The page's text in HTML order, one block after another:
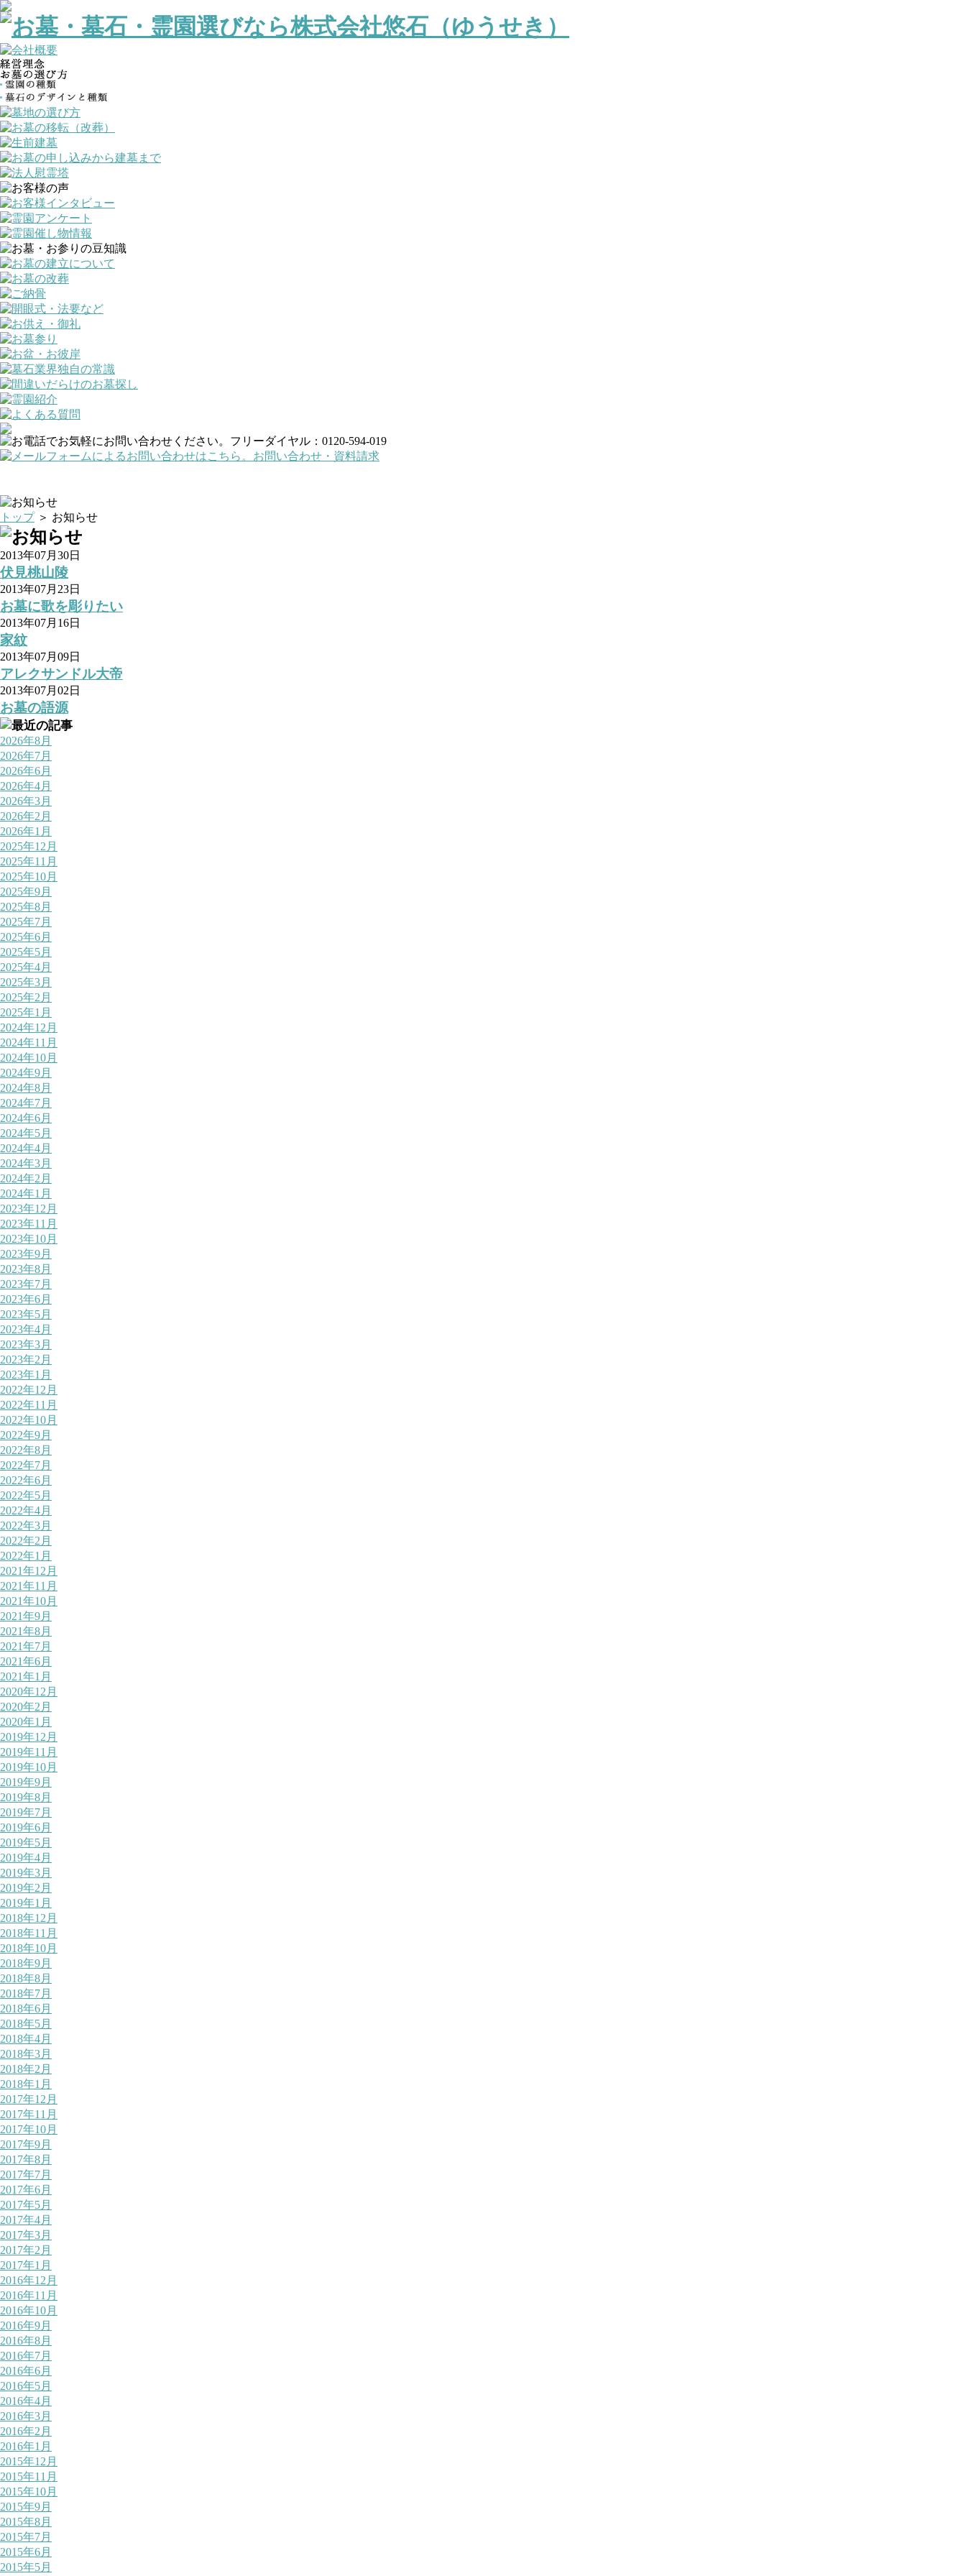
トップ＞ お知らせ
2013年07月30日
伏見桃山陵
2013年07月23日
お墓に歌を彫りたい
2013年07月16日
家紋
2013年07月09日
アレクサンドル大帝
2013年07月02日
お墓の語源
2026年8月
2026年7月
2026年6月
2026年4月
2026年3月
2026年2月
2026年1月
2025年12月
2025年11月
2025年10月
2025年9月
2025年8月
2025年7月
2025年6月
2025年5月
2025年4月
2025年3月
2025年2月
2025年1月
2024年12月
2024年11月
2024年10月
2024年9月
2024年8月
2024年7月
2024年6月
2024年5月
2024年4月
2024年3月
2024年2月
2024年1月
2023年12月
2023年11月
2023年10月
2023年9月
2023年8月
2023年7月
2023年6月
2023年5月
2023年4月
2023年3月
2023年2月
2023年1月
2022年12月
2022年11月
2022年10月
2022年9月
2022年8月
2022年7月
2022年6月
2022年5月
2022年4月
2022年3月
2022年2月
2022年1月
2021年12月
2021年11月
2021年10月
2021年9月
2021年8月
2021年7月
2021年6月
2021年1月
2020年12月
2020年2月
2020年1月
2019年12月
2019年11月
2019年10月
2019年9月
2019年8月
2019年7月
2019年6月
2019年5月
2019年4月
2019年3月
2019年2月
2019年1月
2018年12月
2018年11月
2018年10月
2018年9月
2018年8月
2018年7月
2018年6月
2018年5月
2018年4月
2018年3月
2018年2月
2018年1月
2017年12月
2017年11月
2017年10月
2017年9月
2017年8月
2017年7月
2017年6月
2017年5月
2017年4月
2017年3月
2017年2月
2017年1月
2016年12月
2016年11月
2016年10月
2016年9月
2016年8月
2016年7月
2016年6月
2016年5月
2016年4月
2016年3月
2016年2月
2016年1月
2015年12月
2015年11月
2015年10月
2015年9月
2015年8月
2015年7月
2015年6月
2015年5月